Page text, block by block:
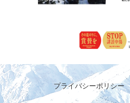
プライバシーポリシー